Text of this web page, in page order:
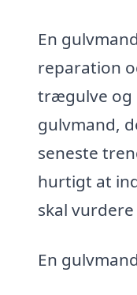
En
reparation
trægulve og
gulvmand,
seneste
hurtigt at
skal
En